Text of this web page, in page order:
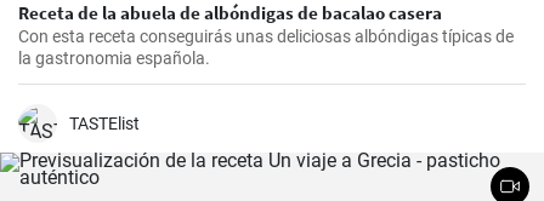
Receta de la abuela de albóndigas de bacalao casera
Con esta receta conseguirás unas deliciosas albóndigas típicas de
la gastronomia española.
TASTElist